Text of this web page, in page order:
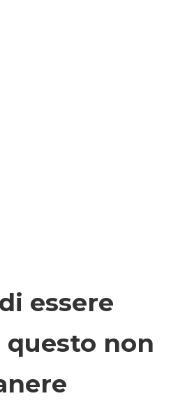
essere
questo non